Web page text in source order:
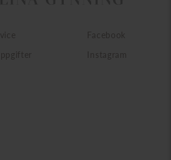
Facebook
Instagram